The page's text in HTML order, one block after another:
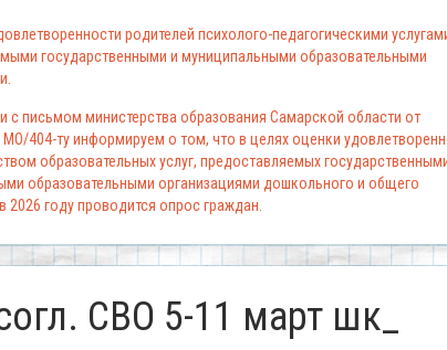
родителей психолого-педагогическими
государственными и муниципальными образовательными
с письмом министерства образования Самарской области от
404-ту информируем о том, что в целях оценки
образовательных услуг, предоставляемых
образовательными организациями дошкольного и общего
2026 году проводится опрос граждан.
СВО 5-11 март шк_